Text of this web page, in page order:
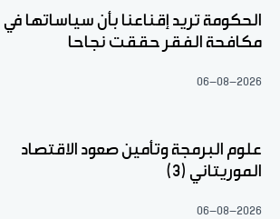
الحكومة تريد إقناعنا بأن سياساتها في
مكافحة الفقر حققت نجاحا
06-08-2026
علوم البرمجة وتأمين صعود الاقتصاد
الموريتاني (3)
06-08-2026